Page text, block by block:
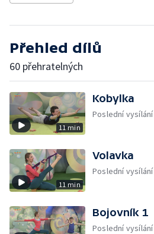
Přehled dílů
60 přehratelných
11 min
Kobylka
Poslední vysílání
11 min
Volavka
Poslední vysílání
Bojovník 1
Poslední vysílání